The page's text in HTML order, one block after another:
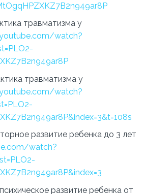
травматизма у
watch?
травматизма у
watch?
развитие ребенка до 3 лет
watch?
развитие ребенка от